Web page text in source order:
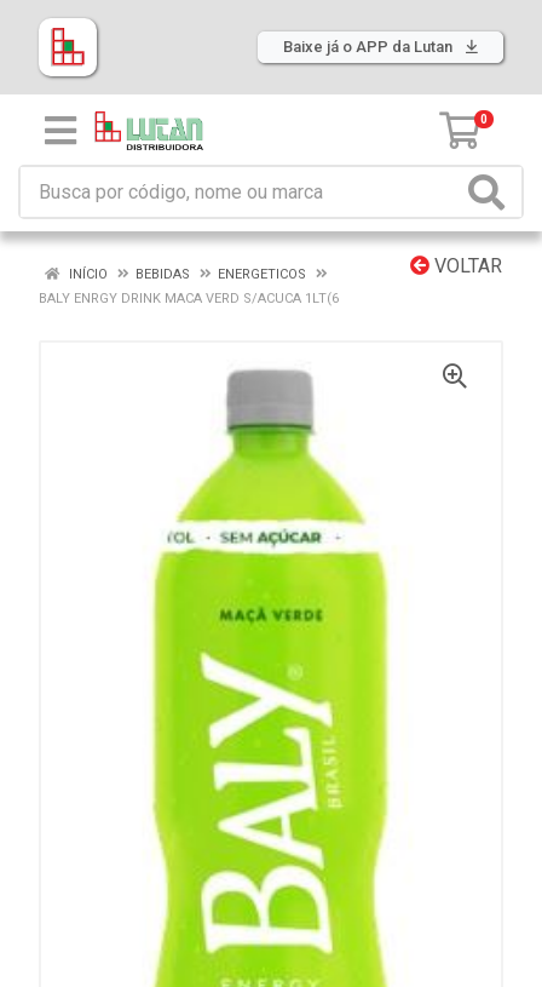
Baixe já o APP da Lutan
0
VOLTAR
INÍCIO BEBIDAS
ENERGETICOS
BALY ENRGY DRINK MACA VERD S/ACUCA 1LT(6